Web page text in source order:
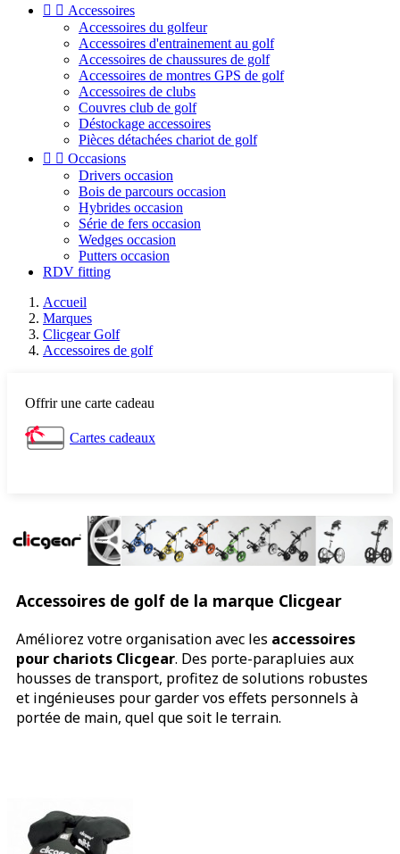
  Accessoires
Accessoires du golfeur
Accessoires d'entrainement au golf
Accessoires de chaussures de golf
Accessoires de montres GPS de golf
Accessoires de clubs
Couvres club de golf
Déstockage accessoires
Pièces détachées chariot de golf
  Occasions
Drivers occasion
Bois de parcours occasion
Hybrides occasion
Série de fers occasion
Wedges occasion
Putters occasion
RDV fitting
Accueil
Marques
Clicgear Golf
Accessoires de golf
Offrir une carte cadeau
Cartes cadeaux
Accessoires de golf de la marque Clicgear
Améliorez votre organisation avec les accessoires
pour chariots Clicgear. Des porte-parapluies aux
housses de transport, profitez de solutions robustes
et ingénieuses pour garder vos effets personnels à
portée de main, quel que soit le terrain.